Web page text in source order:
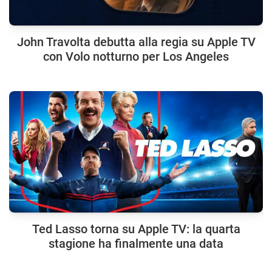
John Travolta debutta alla regia su Apple TV
con Volo notturno per Los Angeles
Ted Lasso torna su Apple TV: la quarta
stagione ha finalmente una data